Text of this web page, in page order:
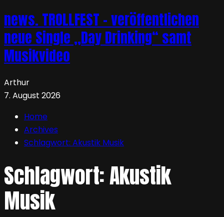
news. TROLLFEST – veröffentlichen
neue Single „Day Drinking“ samt
Musikvideo
Arthur
7. August 2026
Home
Archives
Schlagwort: Akustik Musik
Schlagwort:Akustik
Musik